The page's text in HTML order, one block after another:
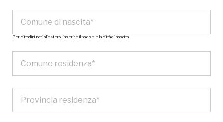
Per cittadini nati all’estero, inserire il paese e la città di nascita